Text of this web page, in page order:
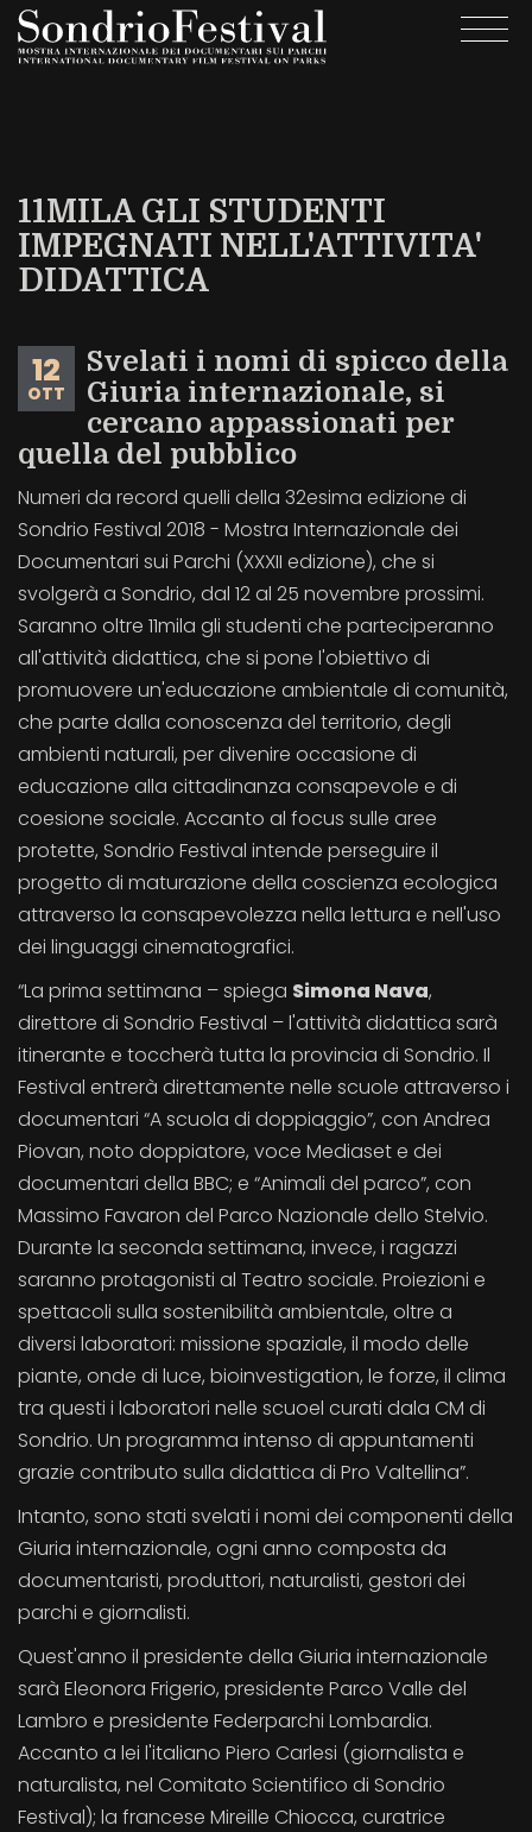
Salta
11MILA GLI STUDENTI
IMPEGNATI NELL'ATTIVITA'
DIDATTICA
12
OTT
Svelati i nomi di spicco della
Giuria internazionale, si
cercano appassionati per
quella del pubblico
Numeri da record quelli della 32esima edizione di
Sondrio Festival 2018 - Mostra Internazionale dei
Documentari sui Parchi (XXXII edizione), che si
svolgerà a Sondrio, dal 12 al 25 novembre prossimi.
Saranno oltre 11mila gli studenti che parteciperanno
all'attività didattica, che si pone l'obiettivo di
promuovere un'educazione ambientale di comunità,
che parte dalla conoscenza del territorio, degli
ambienti naturali, per divenire occasione di
educazione alla cittadinanza consapevole e di
coesione sociale. Accanto al focus sulle aree
protette, Sondrio Festival intende perseguire il
progetto di maturazione della coscienza ecologica
attraverso la consapevolezza nella lettura e nell'uso
dei linguaggi cinematografici.
“La prima settimana – spiega Simona Nava,
direttore di Sondrio Festival – l'attività didattica sarà
itinerante e toccherà tutta la provincia di Sondrio. Il
Festival entrerà direttamente nelle scuole attraverso i
documentari “A scuola di doppiaggio”, con Andrea
Piovan, noto doppiatore, voce Mediaset e dei
documentari della BBC; e “Animali del parco”, con
Massimo Favaron del Parco Nazionale dello Stelvio.
Durante la seconda settimana, invece, i ragazzi
saranno protagonisti al Teatro sociale. Proiezioni e
spettacoli sulla sostenibilità ambientale, oltre a
diversi laboratori: missione spaziale, il modo delle
piante, onde di luce, bioinvestigation, le forze, il clima
tra questi i laboratori nelle scuoel curati dala CM di
Sondrio. Un programma intenso di appuntamenti
grazie contributo sulla didattica di Pro Valtellina”.
Intanto, sono stati svelati i nomi dei componenti della
Giuria internazionale, ogni anno composta da
documentaristi, produttori, naturalisti, gestori dei
parchi e giornalisti.
Quest'anno il presidente della Giuria internazionale
sarà Eleonora Frigerio, presidente Parco Valle del
Lambro e presidente Federparchi Lombardia.
Accanto a lei l'italiano Piero Carlesi (giornalista e
naturalista, nel Comitato Scientifico di Sondrio
Festival); la francese Mireille Chiocca, curatrice